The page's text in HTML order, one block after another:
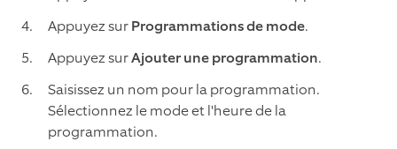
Appuyez surProgrammations de mode.
Appuyez surAjouter une programmation.
Saisissez un nom pour la programmation.
Sélectionnez le mode et l'heure de la
programmation.